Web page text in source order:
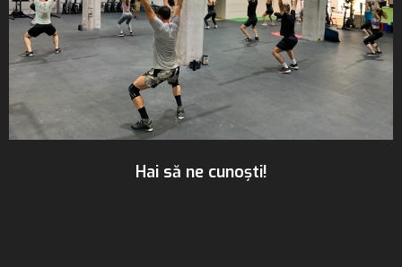
Hai să ne cunoști!